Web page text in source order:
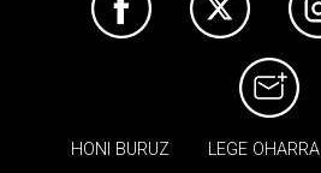
HONI BURUZ LEGE OHARRA